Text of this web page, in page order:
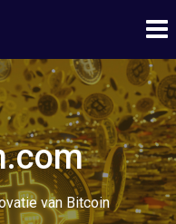
van Bitcoin